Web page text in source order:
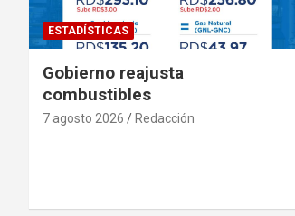
ESTADÍSTICAS
Gobierno reajusta
combustibles
7 agosto 2026 Redacción